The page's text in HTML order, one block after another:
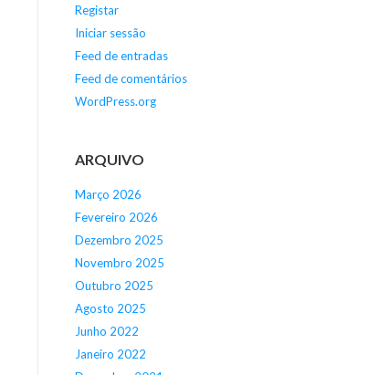
Registar
Iniciar sessão
Feed de entradas
Feed de comentários
WordPress.org
ARQUIVO
Março 2026
Fevereiro 2026
Dezembro 2025
Novembro 2025
Outubro 2025
Agosto 2025
Junho 2022
Janeiro 2022